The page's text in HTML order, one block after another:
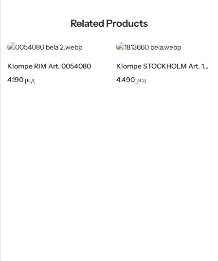
Related Products
Klompe RIM Art. 0054080
4.190рсд
Klompe STOCKHOLM Art. 1813660
4.490рсд